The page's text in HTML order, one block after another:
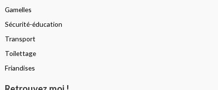
Gamelles
Sécurité-éducation
Transport
Toilettage
Friandises